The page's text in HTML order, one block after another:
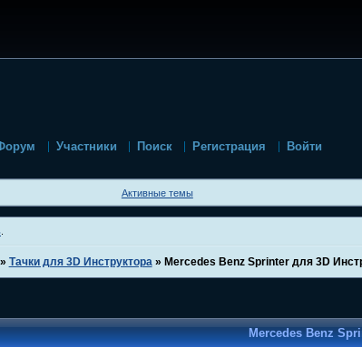
Участники Поиск Регистрация Войти
Активные темы
» Тачки для 3D Инструктора » Mercedes Benz Sprinter для 3D
Mercedes Benz